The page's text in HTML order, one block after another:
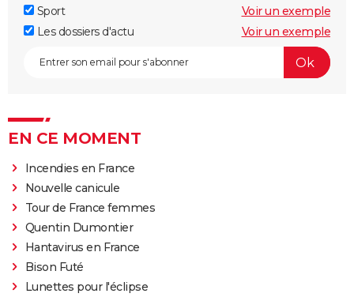
Sport
Voir un exemple
Les dossiers d'actu
Voir un exemple
EN CE MOMENT
Incendies en France
Nouvelle canicule
Tour de France femmes
Quentin Dumontier
Hantavirus en France
Bison Futé
Lunettes pour l'éclipse